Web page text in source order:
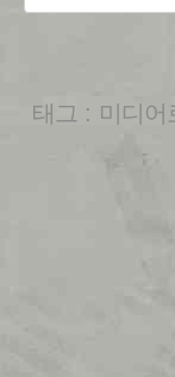
태그 : 미디어